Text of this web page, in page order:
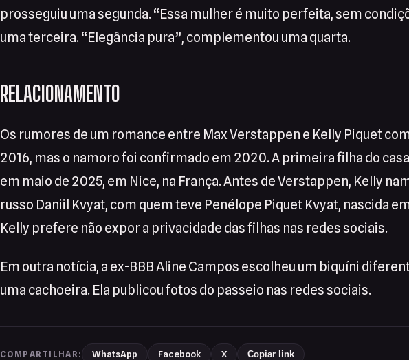
prosseguiu uma segunda. “Essa mulher é muito perfeita, sem
uma terceira. “Elegância pura”, complementou uma quarta.
RELACIONAMENTO
Os rumores de um romance entre Max Verstappen e Kelly Piquet
2016, mas o namoro foi confirmado em 2020. A primeira filha do
em maio de 2025, em Nice, na França. Antes de Verstappen, Kelly
russo Daniil Kvyat, com quem teve Penélope Piquet Kvyat, nascida
Kelly prefere não expor a privacidade das filhas nas redes sociais.
Em outra notícia, a ex-BBB Aline Campos escolheu um biquíni
uma cachoeira. Ela publicou fotos do passeio nas redes sociais.
COMPARTILHAR: WhatsApp Facebook X Copiar link